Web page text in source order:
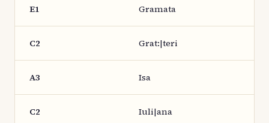
E1 Gramata
C2 Grat:|teri
A3 Isa
C2 Iuli|ana